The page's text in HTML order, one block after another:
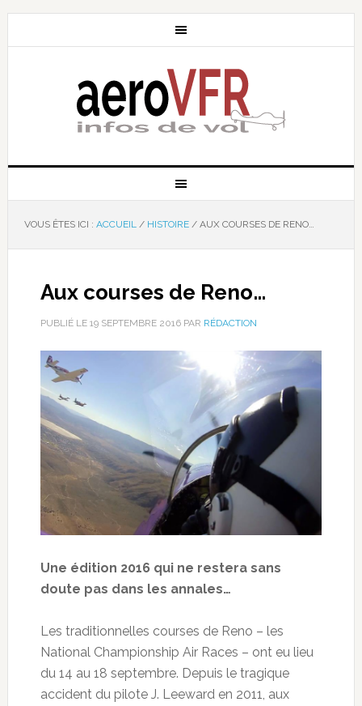
VOUS ÊTES ICI : ACCUEIL / HISTOIRE /AUX COURSES DE RENO…
Aux courses de Reno…
PUBLIÉ LE 19 SEPTEMBRE 2016PAR RÉDACTION
Une édition 2016 qui ne restera sans
doute pas dans les annales…
Les traditionnelles courses de Reno – les
National Championship Air Races – ont eu lieu
du 14 au 18 septembre. Depuis le tragique
accident du pilote J. Leeward en 2011, aux